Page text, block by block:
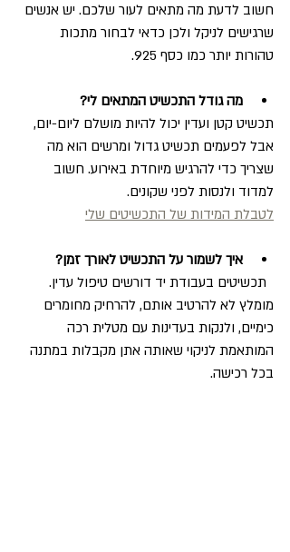
חשוב לדעת מה מתאים לעור שלכם. יש אנשים
שרגישים לניקל ולכן כדאי לבחור מתכות
טהורות יותר כמו כסף 925.
מה גודל התכשיט המתאים לי?
תכשיט קטן ועדין יכול להיות מושלם ליום-יום,
אבל לפעמים תכשיט גדול ומרשים הוא מה
שצריך כדי להרגיש מיוחדת באירוע. חשוב
למדוד ולנסות לפני שקונים.
לטבלת המידות של התכשיטים שלי
איך לשמור על התכשיט לאורך זמן?
  תכשיטים בעבודת יד דורשים טיפול עדין.
מומלץ לא להרטיב אותם, להרחיק מחומרים
כימיים, ולנקות בעדינות עם מטלית רכה
המותאמת לניקוי שאותה אתן מקבלות במתנה
בכל רכישה.